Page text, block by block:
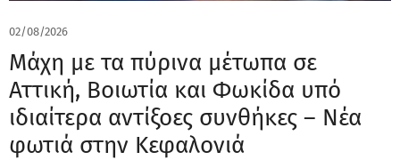
02/08/2026
Μάχη με τα πύρινα μέτωπα σε
Αττική, Βοιωτία και Φωκίδα υπό
ιδιαίτερα αντίξοες συνθήκες – Νέα
φωτιά στην Κεφαλονιά